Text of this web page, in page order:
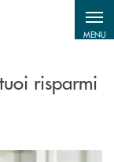
MENU
risparmi